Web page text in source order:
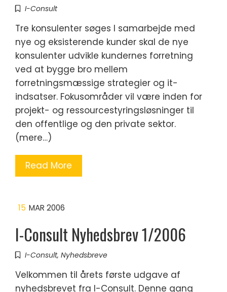
I-Consult
Tre konsulenter søges I samarbejde med
nye og eksisterende kunder skal de nye
konsulenter udvikle kundernes forretning
ved at bygge bro mellem
forretningsmæssige strategier og it-
indsatser. Fokusområder vil være inden for
projekt- og ressourcestyringsløsninger til
den offentlige og den private sektor.
(mere…)
Read More
15 MAR 2006
I-Consult Nyhedsbrev 1/2006
I-Consult, Nyhedsbreve
Velkommen til årets første udgave af
nyhedsbrevet fra I-Consult. Denne gang